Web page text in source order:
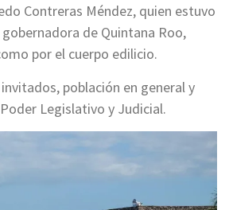
Contreras Méndez, quien estuvo
de Quintana Roo,
por el cuerpo edilicio.
población en general y
Legislativo y Judicial.